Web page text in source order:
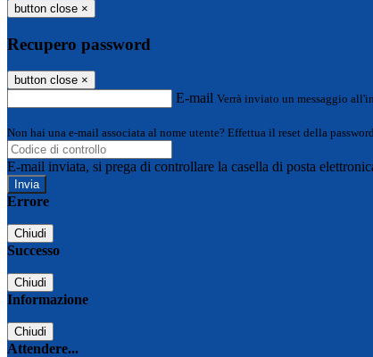
button close ×
Recupero password
button close ×
E-mail Verrà inviato un messaggio
Non hai una e-mail associata al nome utente? Effettua il reset della
E-mail inviata, si prega di controllare la casella di posta
Errore
Chiudi
Successo
Chiudi
Informazione
Chiudi
Attendere...